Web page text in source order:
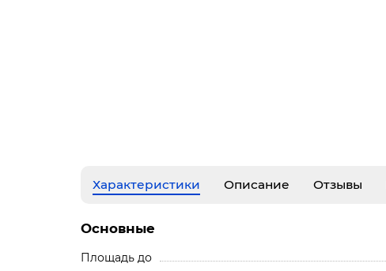
Характеристики Описание Отзывы
Основные
Площадь до